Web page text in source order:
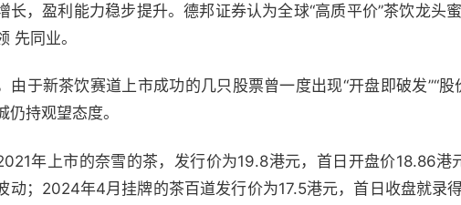
长，盈利能力稳步提升。德邦证券认为全球“高质平价”茶饮龙头
先同业。
由于新茶饮赛道上市成功的几只股票曾一度出现“开盘即破发”“
仍持观望态度。
年上市的奈雪的茶，发行价为19.8港元，首日开盘价18.86
动；2024年4月挂牌的茶百道发行价为17.5港元，首日收盘就录